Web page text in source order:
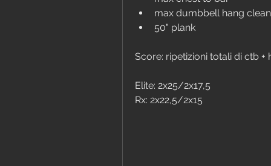
max dumbbell hang clean
50" plank
Score: ripetizioni totali di ctb +
Elite: 2x25/2x17,5
Rx: 2x22,5/2x15